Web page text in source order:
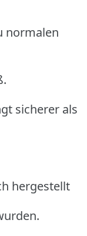
normalen
sicherer als
hergestellt